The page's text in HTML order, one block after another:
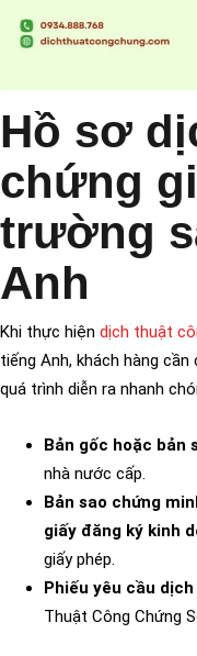
Hồ sơ
chứng
trường
Anh
Khi thực hiện dịch thuật
tiếng Anh, khách hàng
quá trình diễn ra nhanh
Bản gốc hoặc bản
nhà nước cấp.
Bản sao chứng
giấy đăng ký kinh
giấy phép.
Phiếu yêu cầu
Thuật Công Chứng